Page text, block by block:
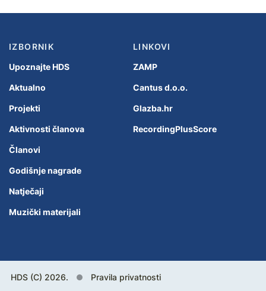
IZBORNIK
Upoznajte HDS
Aktualno
Projekti
Aktivnosti članova
Članovi
Godišnje nagrade
Natječaji
Muzički materijali
LINKOVI
ZAMP
Cantus d.o.o.
Glazba.hr
RecordingPlusScore
HDS (C) 2026. Pravila privatnosti